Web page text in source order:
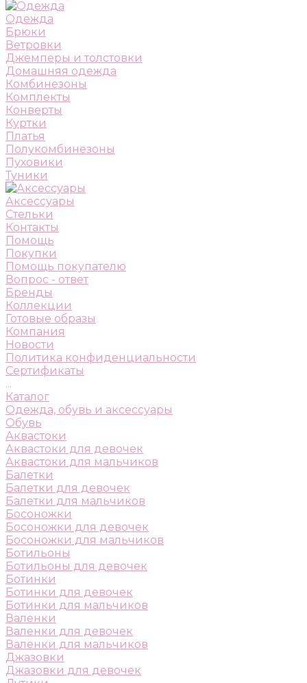
Одежда
Брюки
Ветровки
Джемперы и толстовки
Домашняя одежда
Комбинезоны
Комплекты
Конверты
Куртки
Платья
Полукомбинезоны
Пуховики
Туники
Аксессуары
Стельки
Контакты
Помощь
Покупки
Помощь покупателю
Вопрос - ответ
Бренды
Коллекции
Готовые образы
Компания
Новости
Политика конфиденциальности
Сертификаты
...
Каталог
Одежда, обувь и аксессуары
Обувь
Аквастоки
Аквастоки для девочек
Аквастоки для мальчиков
Балетки
Балетки для девочек
Балетки для мальчиков
Босоножки
Босоножки для девочек
Босоножки для мальчиков
Ботильоны
Ботильоны для девочек
Ботинки
Ботинки для девочек
Ботинки для мальчиков
Валенки
Валенки для девочек
Валенки для мальчиков
Джазовки
Джазовки для девочек